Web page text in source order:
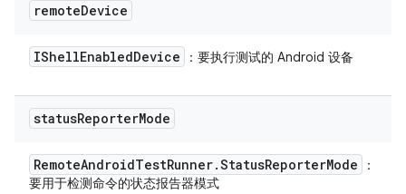
remoteDevice
IShellEnabledDevice ：要执行测试的 Android 设备
statusReporterMode
RemoteAndroidTestRunner.StatusReporterMode
：
要用于检测命令的状态报告器模式